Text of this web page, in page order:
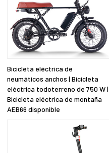
Bicicleta eléctrica de
neumáticos anchos | Bicicleta
eléctrica todoterreno de 750 W |
Bicicleta eléctrica de montaña
AEB66 disponible